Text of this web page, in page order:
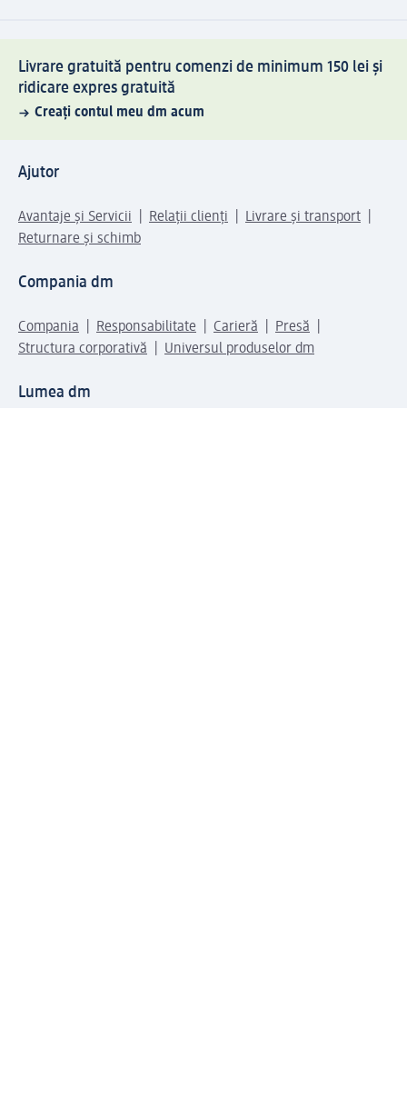
Livrare gratuită pentru comenzi de minimum 150 lei și
ridicare expres gratuită
Creați contul meu dm acum
Ajutor
Avantaje și Servicii Relații clienți
Livrare și transport
Returnare și schimb
Compania dm
Compania Responsabilitate Carieră
Presă
Structura corporativă
Universul produselor dm
Lumea dm